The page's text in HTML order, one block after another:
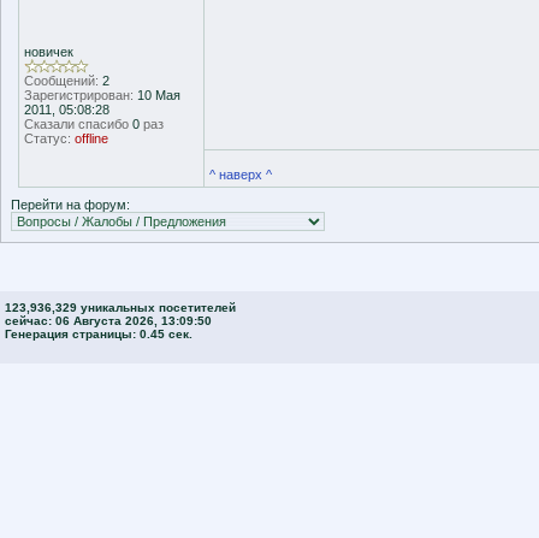
новичек
Сообщений: 2
Зарегистрирован: 10 Мая
2011, 05:08:28
Сказали спасибо 0 раз
Статус: offline
^ наверх ^
Перейти на форум:
123,936,329 уникальных посетителей
сейчас: 06 Августа 2026, 13:09:50
Генерация страницы: 0.45 сек.